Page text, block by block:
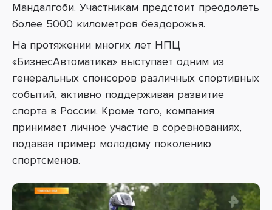
Мандалгоби. Участникам предстоит преодолеть
более 5000 километров бездорожья.
На протяжении многих лет НПЦ
«БизнесАвтоматика» выступает одним из
генеральных спонсоров различных спортивных
событий, активно поддерживая развитие
спорта в России. Кроме того, компания
принимает личное участие в соревнованиях,
подавая пример молодому поколению
спортсменов.